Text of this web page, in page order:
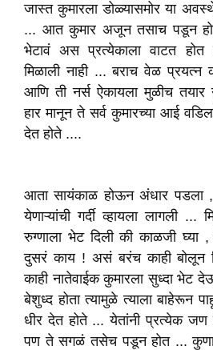
जास्त कुमारला डोळ्यासमोर या
... आत कुमार अजून तसाच पडून
भेटावं अस प्रत्येकाला वाटत होत
मिळाली नाही ... बराच वेळ
आणि ती नर्स ऐकायला मुळीच तयार
हार मानून ते सर्व कुमारच्या आई
देत होते ....
आता सायंकाळ होऊन अंधार पडला ,
येणाऱ्यांची गर्दी व्हायला लागली ...
रुग्णाला भेट दिली की काळजी
दुसरं काय ! असं बरंच काही बोलून
काही नातेवाईक कुमारला सुध्दा भेट
बेशुध्द होता त्यामुळे त्याला बाहेरून
धीर देत होते ... येतांनी प्रत्येक
पण ते सगळं तसेच पडून होत ...